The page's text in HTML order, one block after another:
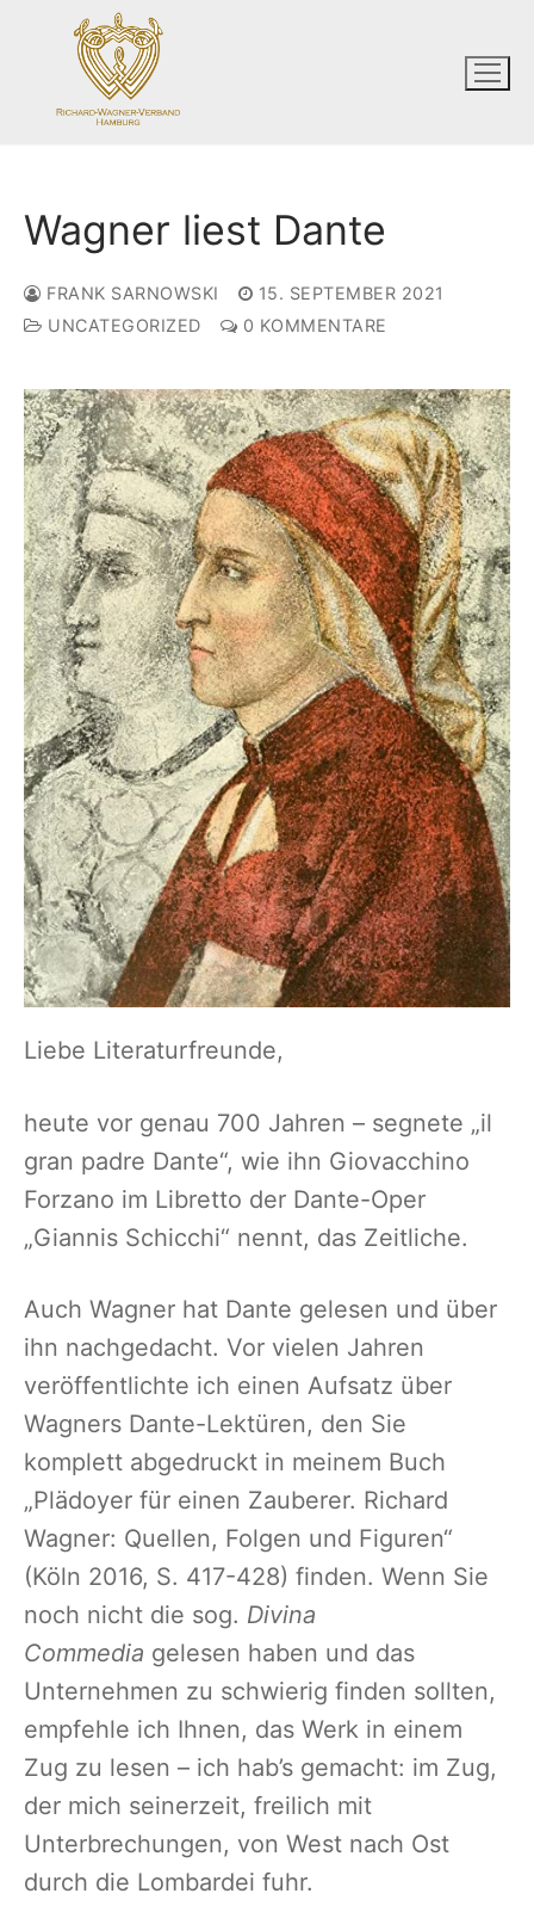
springen
Wagner liest Dante
FRANK SARNOWSKI
15. SEPTEMBER 2021
UNCATEGORIZED
0 KOMMENTARE
Liebe Literaturfreunde,
heute vor genau 700 Jahren – segnete „il
gran padre Dante“, wie ihn Giovacchino
Forzano im Libretto der Dante-Oper
„Giannis Schicchi“ nennt, das Zeitliche.
Auch Wagner hat Dante gelesen und über
ihn nachgedacht. Vor vielen Jahren
veröffentlichte ich einen Aufsatz über
Wagners Dante-Lektüren, den Sie
komplett abgedruckt in meinem Buch
„Plädoyer für einen Zauberer. Richard
Wagner: Quellen, Folgen und Figuren“
(Köln 2016, S. 417-428) finden. Wenn Sie
noch nicht die sog. Divina
Commedia gelesen haben und das
Unternehmen zu schwierig finden sollten,
empfehle ich Ihnen, das Werk in einem
Zug zu lesen – ich hab’s gemacht: im Zug,
der mich seinerzeit, freilich mit
Unterbrechungen, von West nach Ost
durch die Lombardei fuhr.